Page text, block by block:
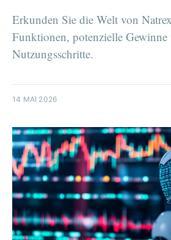
Erkunden Sie die Welt von
Funktionen, potenzielle
Nutzungsschritte.
14 MAI 2026